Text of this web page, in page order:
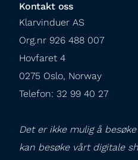
Kontakt oss
Klarvinduer AS
Org.nr 926 488 007
Hovfaret 4
0275 Oslo, Norway
Telefon: 32 99 40 27
Det er ikke mulig å
kan besøke vårt digitale